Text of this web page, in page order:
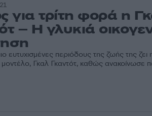
για τρίτη φορά η
– Η γλυκιά
ευτυχισμένες περιόδους της ζωής της ζει
Γκαλ Γκαντότ, καθώς ανακοίνωσε